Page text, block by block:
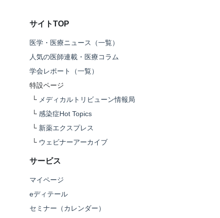
サイトTOP
医学・医療ニュース（一覧）
人気の医師連載・医療コラム
学会レポート（一覧）
特設ページ
└ メディカルトリビューン情報局
└ 感染症Hot Topics
└ 新薬エクスプレス
└ ウェビナーアーカイブ
サービス
マイページ
eディテール
セミナー（カレンダー）